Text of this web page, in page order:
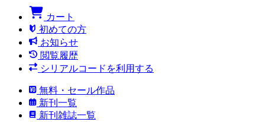
カート
初めての方
お知らせ
閲覧履歴
シリアルコードを利用する
無料・セール作品
新刊一覧
新刊雑誌一覧